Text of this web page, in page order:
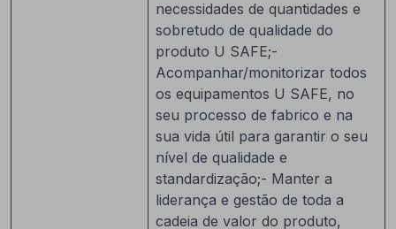
necessidades de quantidades e
sobretudo de qualidade do
produto U SAFE;-
Acompanhar/monitorizar todos
os equipamentos U SAFE, no
seu processo de fabrico e na
sua vida útil para garantir o seu
nível de qualidade e
standardização;- Manter a
liderança e gestão de toda a
cadeia de valor do produto,